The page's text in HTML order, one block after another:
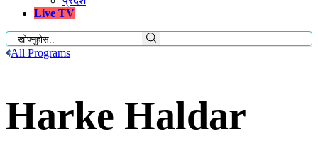
Live TV
All Programs
Harke Haldar